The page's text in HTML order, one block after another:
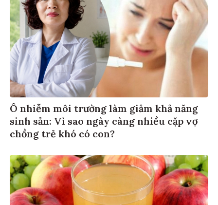
Ô nhiễm môi trường làm giảm khả năng
sinh sản: Vì sao ngày càng nhiều cặp vợ
chồng trẻ khó có con?